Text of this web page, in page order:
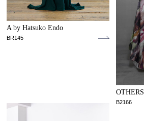
A by Hatsuko Endo
BR145
OTHERS
B2166